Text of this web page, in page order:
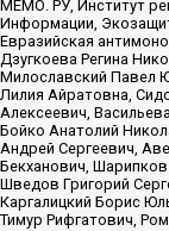
МЕМО. РУ, Институт
Информации,
Евразийская
Дзугкоева Регина
Милославский Павел
Лилия Айратовна,
Алексеевич,
Бойко Анатолий
Андрей Сергеевич,
Бекханович,
Шведов Григорий
Каргалицкий Борис
Тимур Рифгатович,